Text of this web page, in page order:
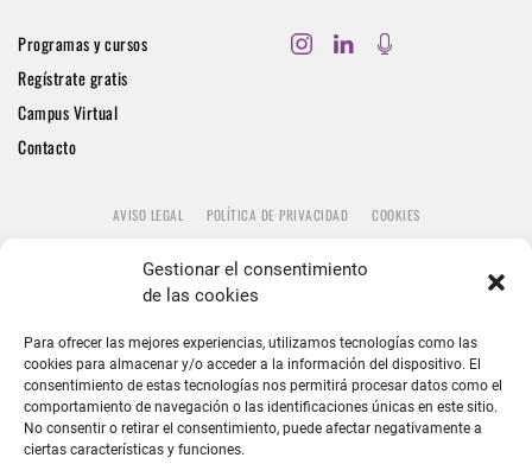
Gestionar el consentimiento
de las cookies
Para ofrecer las mejores experiencias, utilizamos tecnologías como las
cookies para almacenar y/o acceder a la información del dispositivo. El
consentimiento de estas tecnologías nos permitirá procesar datos como el
comportamiento de navegación o las identificaciones únicas en este sitio.
No consentir o retirar el consentimiento, puede afectar negativamente a
ciertas características y funciones.
Programas y cursos
Regístrate gratis
Campus Virtual
Contacto
AVISO LEGAL POLÍTICA DE PRIVACIDAD COOKIES